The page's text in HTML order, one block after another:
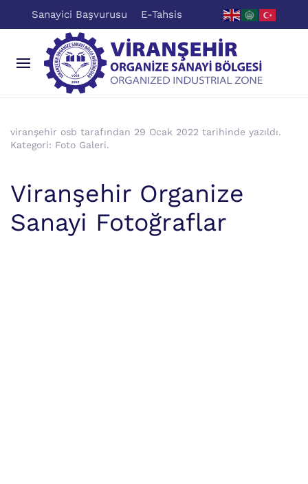
Sanayici Başvurusu E-Tahsis
viranşehir osb tarafından 29 Ocak 2022 tarihinde yazıldı.
Kategori: Foto Galeri.
Viranşehir Organize
Sanayi Fotoğraflar